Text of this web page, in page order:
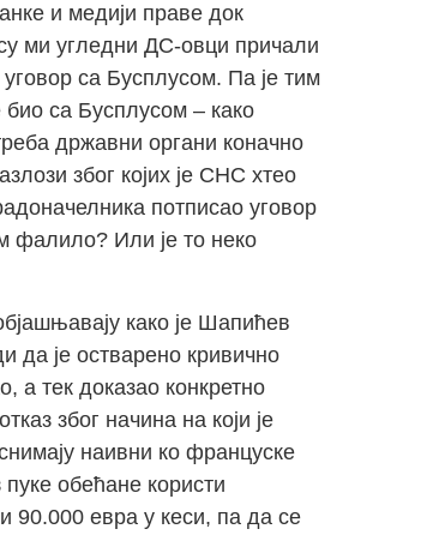
и медији праве док
ми угледни ДС-овци причали
са Бусплусом. Па је тим
био са Бусплусом – како
државни органи коначно
због којих је СНС хтео
потписао уговор
фалило? Или је то неко
како је Шапићев
да је остварено кривично
а тек доказао конкретно
због начина на који је
наивни ко француске
обећане користи
90.000 евра у кеси, па да се